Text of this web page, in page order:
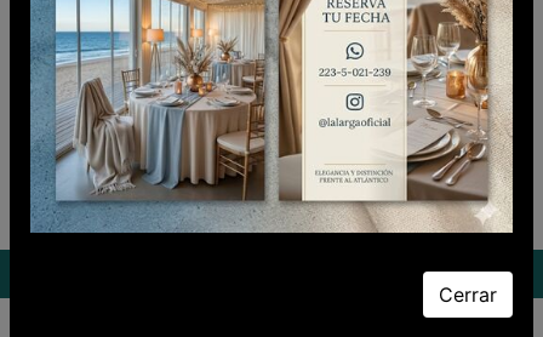
Sábado 08 de Agosto de 2026 CIUDADANO CLUB
Cerrar